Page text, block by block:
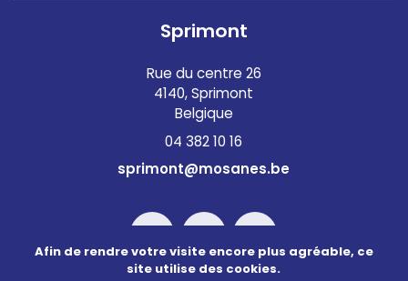
Sprimont
Rue du centre 26
4140, Sprimont
Belgique
04 382 10 16
sprimont@mosanes.be
Afin de rendre votre visite encore plus agréable, ce
site utilise des cookies.